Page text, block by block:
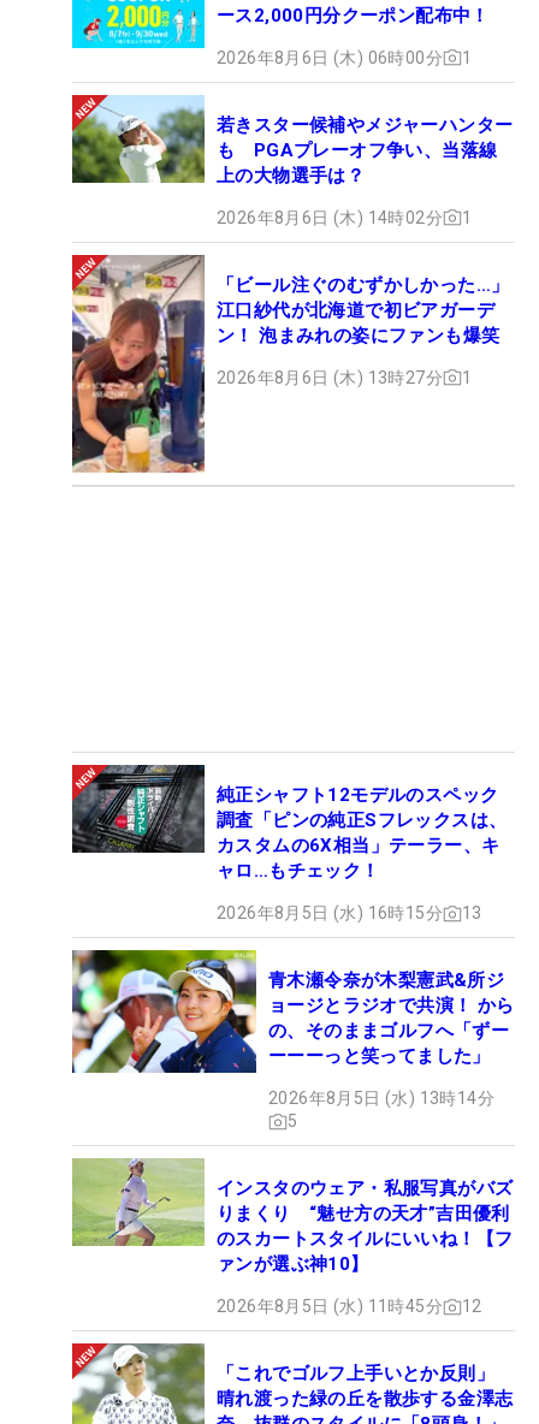
ース2,000円分クーポン配布中！
2026年8月6日 (木) 06時00分 1
若きスター候補やメジャーハンター
も PGAプレーオフ争い、当落線
上の大物選手は？
2026年8月6日 (木) 14時02分 1
「ビール注ぐのむずかしかった…」
江口紗代が北海道で初ビアガーデ
ン！ 泡まみれの姿にファンも爆笑
2026年8月6日 (木) 13時27分 1
純正シャフト12モデルのスペック
調査「ピンの純正Sフレックスは、
カスタムの6X相当」テーラー、キ
ャロ…もチェック！
2026年8月5日 (水) 16時15分 13
青木瀬令奈が木梨憲武&所ジ
ョージとラジオで共演！ から
の、そのままゴルフへ「ずー
ーーーっと笑ってました」
2026年8月5日 (水) 13時14分
5
インスタのウェア・私服写真がバズ
りまくり “魅せ方の天才”吉田優利
のスカートスタイルにいいね！【フ
ァンが選ぶ神10】
2026年8月5日 (水) 11時45分 12
「これでゴルフ上手いとか反則」
晴れ渡った緑の丘を散歩する金澤志